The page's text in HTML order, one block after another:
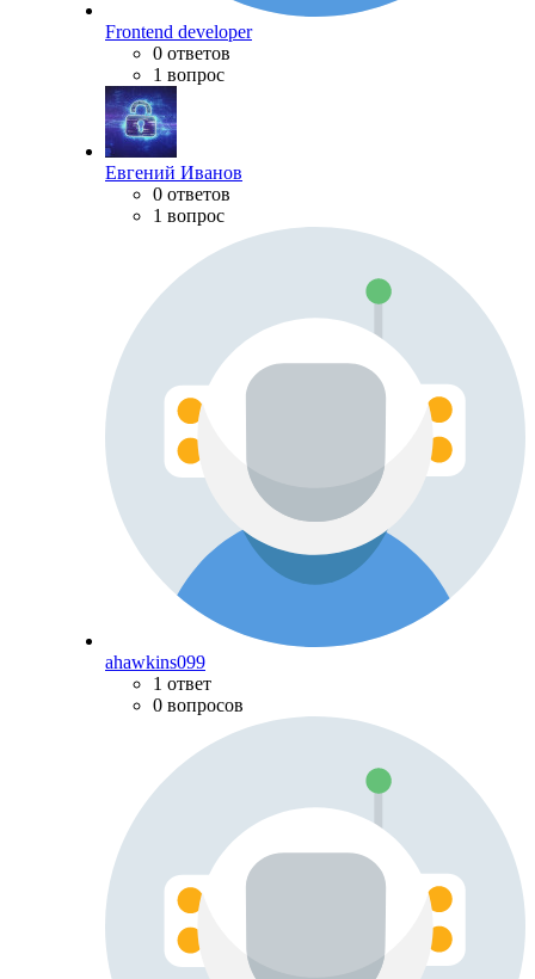
Frontend developer
0 ответов
1 вопрос
Евгений Иванов
0 ответов
1 вопрос
ahawkins099
1 ответ
0 вопросов